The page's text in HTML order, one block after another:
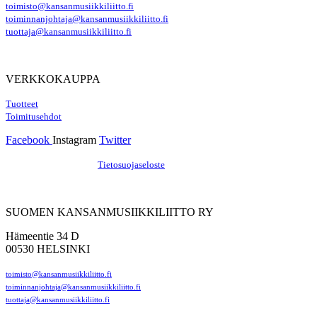
toimisto@kansanmusiikkiliitto.fi
toiminnanjohtaja@kansanmusiikkiliitto.fi
tuottaja@kansanmusiikkiliitto.fi
VERKKOKAUPPA
Tuotteet
Toimitusehdot
Facebook Instagram Twitter
Tietosuojaseloste
SUOMEN KANSANMUSIIKKILIITTO RY
Hämeentie 34 D
00530 HELSINKI
toimisto@kansanmusiikkiliitto.fi
toiminnanjohtaja@kansanmusiikkiliitto.fi
tuottaja@kansanmusiikkiliitto.fi